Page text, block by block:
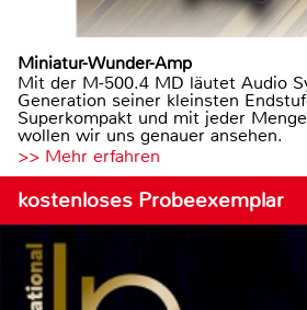
Miniatur-Wunder-Amp
Mit der M-500.4 MD läutet Audio
Generation seiner kleinsten
Superkompakt und mit jeder
wollen wir uns genauer ansehen.
>> Mehr erfahren
kostenloses Probeexemplar